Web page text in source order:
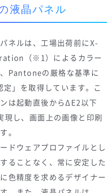
液晶パネル
ネルは、工場出荷前にX-
（※1）によるカラー
Pantoneの厳格な基準に
」を取得しています。こ
は起動直後からΔE2以下
現し、画面上の画像と印刷
。
ドウェアプロファイルとし
ることなく、常に安定した
色精度を求めるデザイナー